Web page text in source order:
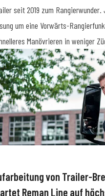
seit 2019 zum
um eine Vorwärts-
Manövrieren in weniger
von Trailer-
Reman Line auf